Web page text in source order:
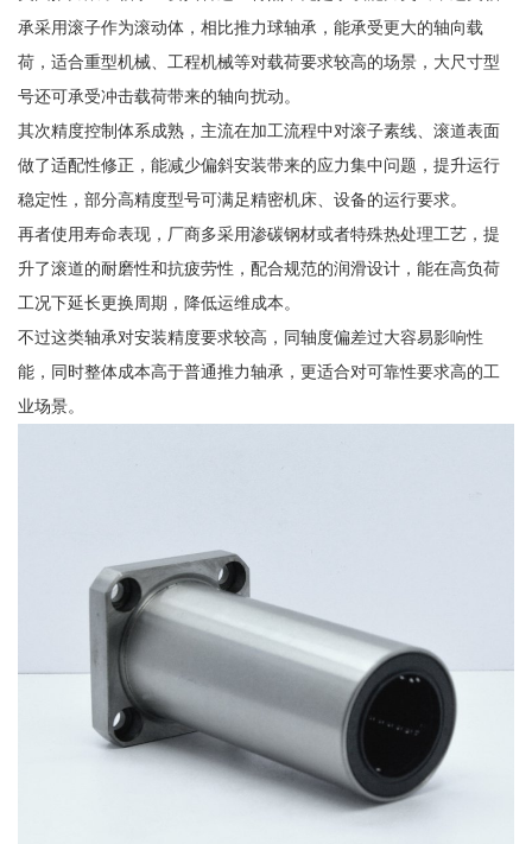
承采用滚子作为滚动体，相比推力球轴承，能承受更大的轴向载
荷，适合重型机械、工程机械等对载荷要求较高的场景，大尺寸型
号还可承受冲击载荷带来的轴向扰动。
其次精度控制体系成熟，主流在加工流程中对滚子素线、滚道表面
做了适配性修正，能减少偏斜安装带来的应力集中问题，提升运行
稳定性，部分高精度型号可满足精密机床、设备的运行要求。
再者使用寿命表现，厂商多采用渗碳钢材或者特殊热处理工艺，提
升了滚道的耐磨性和抗疲劳性，配合规范的润滑设计，能在高负荷
工况下延长更换周期，降低运维成本。
不过这类轴承对安装精度要求较高，同轴度偏差过大容易影响性
能，同时整体成本高于普通推力轴承，更适合对可靠性要求高的工
业场景。